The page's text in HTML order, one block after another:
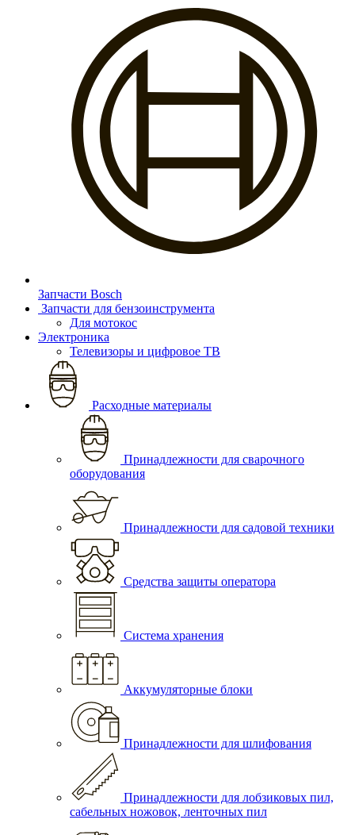
Запчасти Bosch
Запчасти для бензоинструмента
Для мотокос
Электроника
Телевизоры и цифровое ТВ
Расходные материалы
Принадлежности для сварочного
оборудования
Принадлежности для садовой техники
Средства защиты оператора
Система хранения
Аккумуляторные блоки
Принадлежности для шлифования
Принадлежности для лобзиковых пил,
сабельных ножовок, ленточных пил